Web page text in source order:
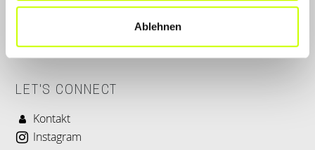
Ablehnen
LET'S CONNECT
Kontakt
Instagram